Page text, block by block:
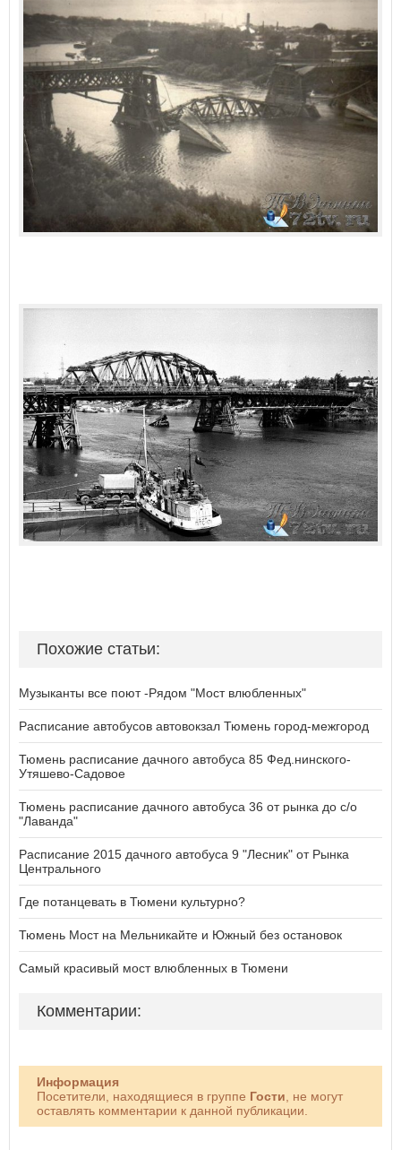
Похожие статьи:
Музыканты все поют -Рядом "Мост влюбленных"
Расписание автобусов автовокзал Тюмень город-межгород
Тюмень расписание дачного автобуса 85 Фед.нинского-
Утяшево-Садовое
Тюмень расписание дачного автобуса 36 от рынка до с/о
"Лаванда"
Расписание 2015 дачного автобуса 9 "Лесник" от Рынка
Центрального
Где потанцевать в Тюмени культурно?
Тюмень Мост на Мельникайте и Южный без остановок
Самый красивый мост влюбленных в Тюмени
Комментарии:
Информация
Посетители, находящиеся в группе Гости , не могут
оставлять комментарии к данной публикации.